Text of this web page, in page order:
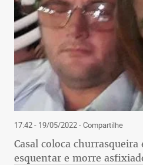
17:42 - 19/05/2022- Compartilhe
Casal coloca
esquentar e morre